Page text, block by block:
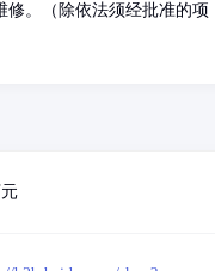
修。（除依法须经批准的项